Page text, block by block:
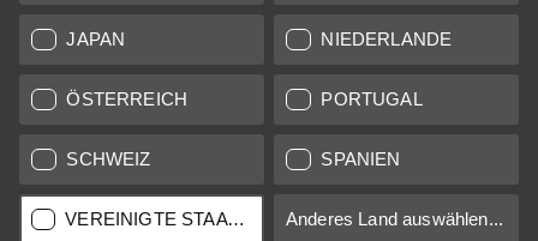
JAPAN NIEDERLANDE
ÖSTERREICH PORTUGAL
SCHWEIZ SPANIEN
VEREINIGTE STAATEN Anderes Land auswählen...
BRAND NEW
LEICA STORES
Alle Preise von in der EU/UK ansässigen Anbietern inkl.
Mehrwertsteuer zzgl.Versandkostensofern nicht anders
Alle Preise von in den USA ansässigen Anbietern exkl. MwSt.